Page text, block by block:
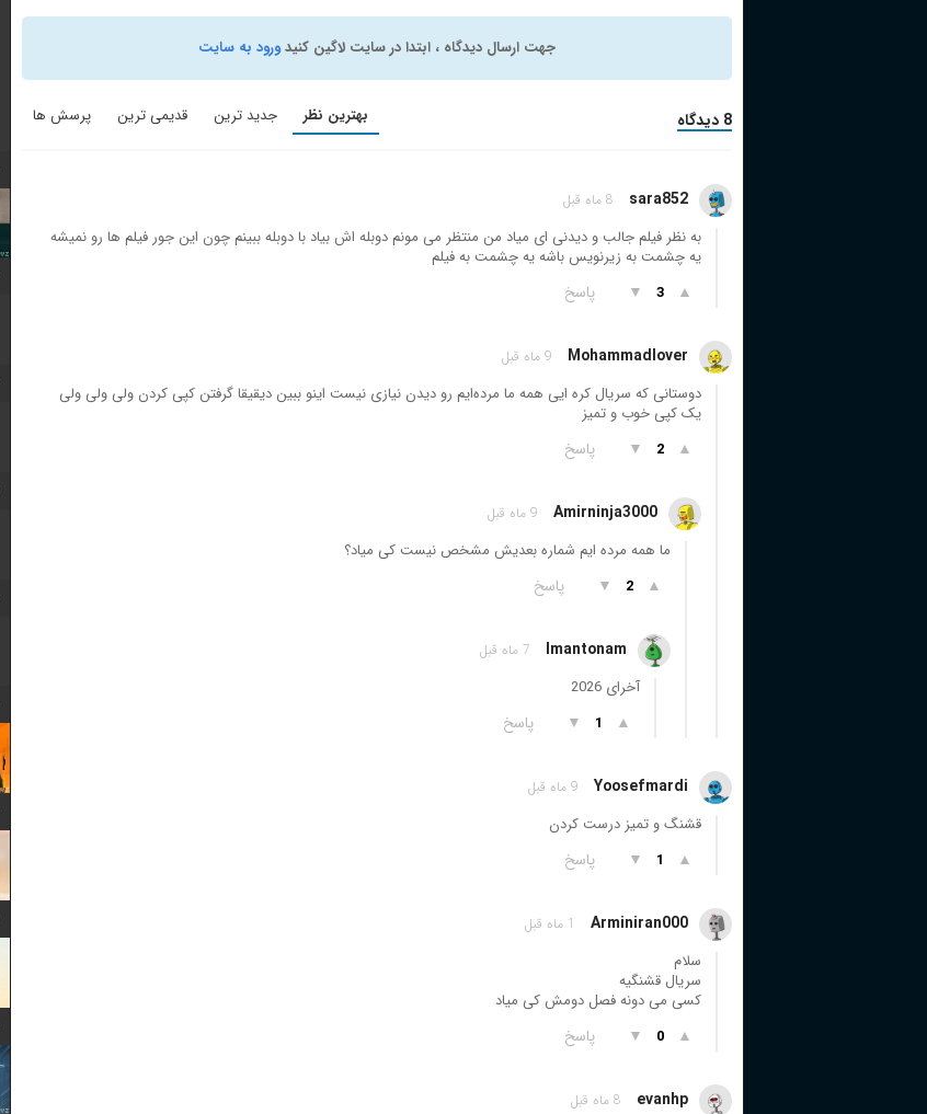
جهت ارسال دیدگاه ، ابتدا در سایت لاگین کنیدورود به سایت
8 دیدگاه بهترین نظر جدید ترین قدیمی ترین پرسش ها
sara852 8 ماه قبل
به نظر فیلم جالب و دیدنی ای میاد من منتظر می مونم دوبله اش بیاد با دوبله ببینم چون این جور فیلم ها رو نمیشه
یه چشمت به زیرنویس باشه یه چشمت به فیلم
▲
3
▼ پاسخ
Mohammadlover 9 ماه قبل
دوستانی که سریال کره ‌ایی همه ما مرده‌ایم رو دیدن نیازی نیست اینو ببین دیقیقا گرفتن کپی کردن ولی ولی ولی
یک کپی خوب و تمیز
▲
2
▼ پاسخ
Amirninja3000 9 ماه قبل
ما همه مرده ایم شماره بعدیش مشخص نیست کی میاد؟
▲
2
▼ پاسخ
Imantonam 7 ماه قبل
آخرای 2026
▲
1
▼ پاسخ
Yoosefmardi 9 ماه قبل
قشنگ و تمیز درست کردن
▲
1
▼ پاسخ
Arminiran000 1 ماه قبل
سلام
سریال قشنگیه
کسی می دونه فصل دومش کی میاد
▲
0
▼ پاسخ
evanhp 8 ماه قبل